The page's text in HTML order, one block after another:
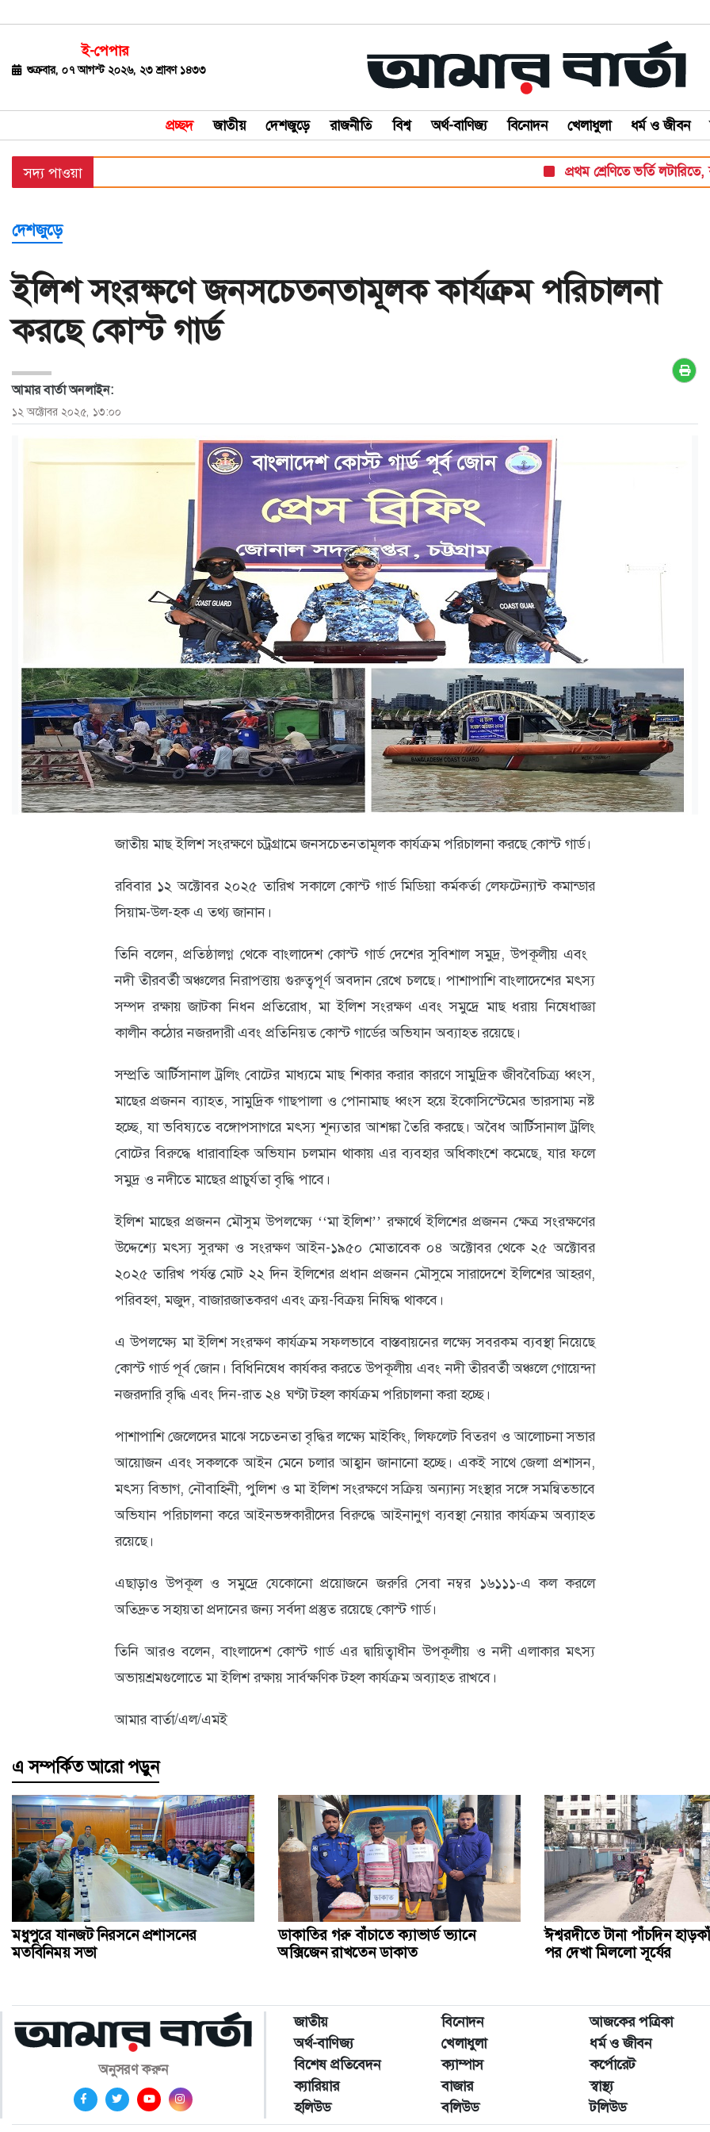
ই-পেপার
শুক্রবার, ০৭ আগস্ট ২০২৬, ২৩ শ্রাবণ ১৪৩৩
প্রচ্ছদ জাতীয় দেশজুড়ে রাজনীতি বিশ্ব অর্থ-বাণিজ্য বিনোদন খেলাধুলা ধর্ম ও জীবন
জাতীয়
রাজনীতি
বিশ্ব
বাণিজ্য
বিনোদন
খেলাধুলা
ধর্ম
ও
জীবন
মতামত
পত্রিকা
ক্যারিয়ার
তথ্যপ্রযুক্তি
লাইফস্টাইল
সদ্য পাওয়া প্রথম শ্রেণিতে ভর্তি লটারিতে, বাকি
দেশজুড়ে
ইলিশ সংরক্ষণে জনসচেতনতামূলক কার্যক্রম পরিচালনা
করছে কোস্ট গার্ড
আমার বার্তা অনলাইন:
১২ অক্টোবর ২০২৫, ১৩:০০
জাতীয় মাছ ইলিশ সংরক্ষণে চট্রগ্রামে জনসচেতনতামূলক কার্যক্রম পরিচালনা করছে কোস্ট গার্ড।
রবিবার ১২ অক্টোবর ২০২৫ তারিখ সকালে কোস্ট গার্ড মিডিয়া কর্মকর্তা লেফটেন্যান্ট কমান্ডার
সিয়াম-উল-হক এ তথ্য জানান।
তিনি বলেন, প্রতিষ্ঠালগ্ন থেকে বাংলাদেশ কোস্ট গার্ড দেশের সুবিশাল সমুদ্র, উপকূলীয় এবং
নদী তীরবর্তী অঞ্চলের নিরাপত্তায় গুরুত্বপূর্ণ অবদান রেখে চলছে। পাশাপাশি বাংলাদেশের মৎস্য
সম্পদ রক্ষায় জাটকা নিধন প্রতিরোধ, মা ইলিশ সংরক্ষণ এবং সমুদ্রে মাছ ধরায় নিষেধাজ্ঞা
কালীন কঠোর নজরদারী এবং প্রতিনিয়ত কোস্ট গার্ডের অভিযান অব্যাহত রয়েছে।
সম্প্রতি আর্টিসানাল ট্রলিং বোটের মাধ্যমে মাছ শিকার করার কারণে সামুদ্রিক জীববৈচিত্র্য ধ্বংস,
মাছের প্রজনন ব্যাহত, সামুদ্রিক গাছপালা ও পোনামাছ ধ্বংস হয়ে ইকোসিস্টেমের ভারসাম্য নষ্ট
হচ্ছে, যা ভবিষ্যতে বঙ্গোপসাগরে মৎস্য শূন্যতার আশঙ্কা তৈরি করছে। অবৈধ আর্টিসানাল ট্রলিং
বোটের বিরুদ্ধে ধারাবাহিক অভিযান চলমান থাকায় এর ব্যবহার অধিকাংশে কমেছে, যার ফলে
সমুদ্র ও নদীতে মাছের প্রাচুর্যতা বৃদ্ধি পাবে।
ইলিশ মাছের প্রজনন মৌসুম উপলক্ষ্যে ‘‘মা ইলিশ’’ রক্ষার্থে ইলিশের প্রজনন ক্ষেত্র সংরক্ষণের
উদ্দেশ্যে মৎস্য সুরক্ষা ও সংরক্ষণ আইন-১৯৫০ মোতাবেক ০৪ অক্টোবর থেকে ২৫ অক্টোবর
২০২৫ তারিখ পর্যন্ত মোট ২২ দিন ইলিশের প্রধান প্রজনন মৌসুমে সারাদেশে ইলিশের আহরণ,
পরিবহণ, মজুদ, বাজারজাতকরণ এবং ক্রয়-বিক্রয় নিষিদ্ধ থাকবে।
এ উপলক্ষ্যে মা ইলিশ সংরক্ষণ কার্যক্রম সফলভাবে বাস্তবায়নের লক্ষ্যে সবরকম ব্যবস্থা নিয়েছে
কোস্ট গার্ড পূর্ব জোন। বিধিনিষেধ কার্যকর করতে উপকূলীয় এবং নদী তীরবর্তী অঞ্চলে গোয়েন্দা
নজরদারি বৃদ্ধি এবং দিন-রাত ২৪ ঘণ্টা টহল কার্যক্রম পরিচালনা করা হচ্ছে।
পাশাপাশি জেলেদের মাঝে সচেতনতা বৃদ্ধির লক্ষ্যে মাইকিং, লিফলেট বিতরণ ও আলোচনা সভার
আয়োজন এবং সকলকে আইন মেনে চলার আহ্বান জানানো হচ্ছে। একই সাথে জেলা প্রশাসন,
মৎস্য বিভাগ, নৌবাহিনী, পুলিশ ও মা ইলিশ সংরক্ষণে সক্রিয় অন্যান্য সংস্থার সঙ্গে সমন্বিতভাবে
অভিযান পরিচালনা করে আইনভঙ্গকারীদের বিরুদ্ধে আইনানুগ ব্যবস্থা নেয়ার কার্যক্রম অব্যাহত
রয়েছে।
এছাড়াও উপকূল ও সমুদ্রে যেকোনো প্রয়োজনে জরুরি সেবা নম্বর ১৬১১১-এ কল করলে
অতিদ্রুত সহায়তা প্রদানের জন্য সর্বদা প্রস্তুত রয়েছে কোস্ট গার্ড।
তিনি আরও বলেন, বাংলাদেশ কোস্ট গার্ড এর দ্বায়িত্বাধীন উপকূলীয় ও নদী এলাকার মৎস্য
অভায়শ্রমগুলোতে মা ইলিশ রক্ষায় সার্বক্ষণিক টহল কার্যক্রম অব্যাহত রাখবে।
আমার বার্তা/এল/এমই
এ সম্পর্কিত আরো পড়ুন
মধুপুরে যানজট নিরসনে প্রশাসনের
মতবিনিময় সভা
ডাকাতির গরু বাঁচাতে ক্যাভার্ড ভ্যানে
অক্সিজেন রাখতেন ডাকাত
ঈশ্বরদীতে টানা পাঁচদিন
পর দেখা মিললো সূর্যের
অনুসরণ করুন
জাতীয় বিনোদন আজকের পত্রিকা
অর্থ-বাণিজ্য
খেলাধুলা ধর্ম ও জীবন
বিশেষ প্রতিবেদন
ক্যাম্পাস কর্পোরেট
ক্যারিয়ার
বাজার স্বাস্থ্য
হলিউড
বলিউড টলিউড